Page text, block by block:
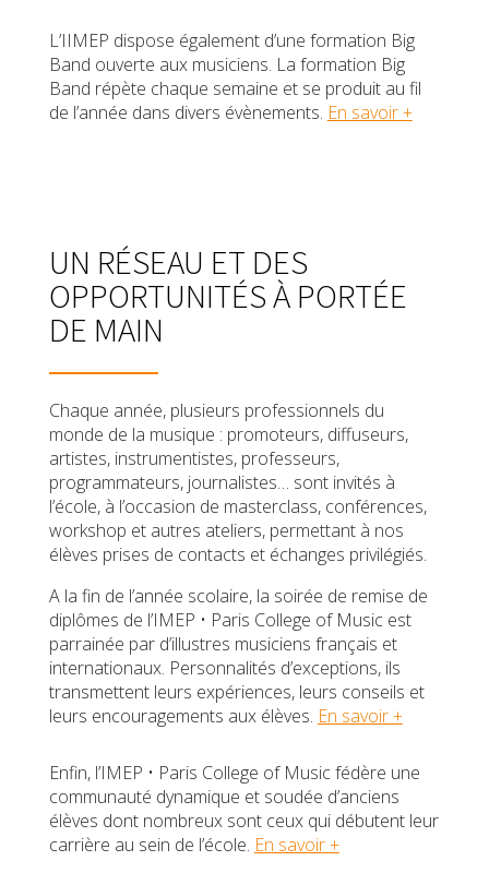
L’IIMEP dispose également d’une formation Big
Band ouverte aux musiciens. La formation Big
Band répète chaque semaine et se produit au fil
de l’année dans divers évènements. En savoir +
UN RÉSEAU ET DES
OPPORTUNITÉS À PORTÉE
DE MAIN
Chaque année, plusieurs professionnels du
monde de la musique : promoteurs, diffuseurs,
artistes, instrumentistes, professeurs,
programmateurs, journalistes… sont invités à
l’école, à l’occasion de masterclass, conférences,
workshop et autres ateliers, permettant à nos
élèves prises de contacts et échanges privilégiés.
A la fin de l’année scolaire, la soirée de remise de
diplômes de l’IMEP • Paris College of Music est
parrainée par d’illustres musiciens français et
internationaux. Personnalités d’exceptions, ils
transmettent leurs expériences, leurs conseils et
leurs encouragements aux élèves. En savoir +
Enfin, l’IMEP • Paris College of Music fédère une
communauté dynamique et soudée d’anciens
élèves dont nombreux sont ceux qui débutent leur
carrière au sein de l’école. En savoir +